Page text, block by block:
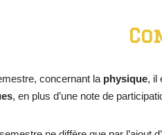
concernant la physique, il
, en plus d’une note de